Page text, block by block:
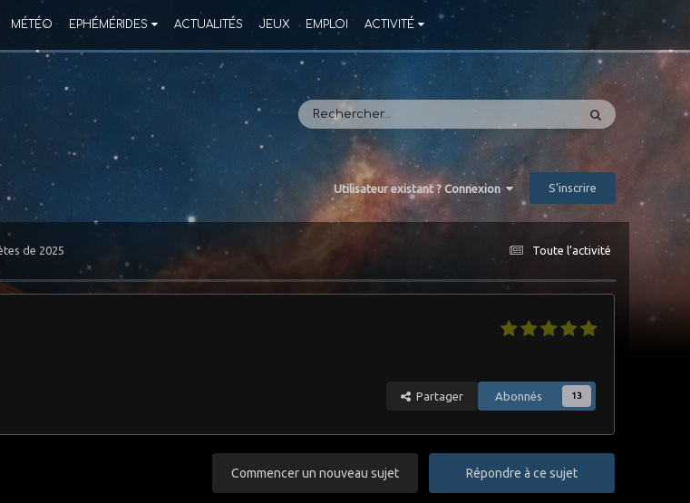
MÉTÉO EPHÉMÉRIDES ACTUALITÉS JEUX EMPLOI ACTIVITÉ
Utilisateur existant ? Connexion S’inscrire
Toute l’activité
de 2025
Partager Abonnés 13
Répondre à ce sujet
Commencer un nouveau sujet